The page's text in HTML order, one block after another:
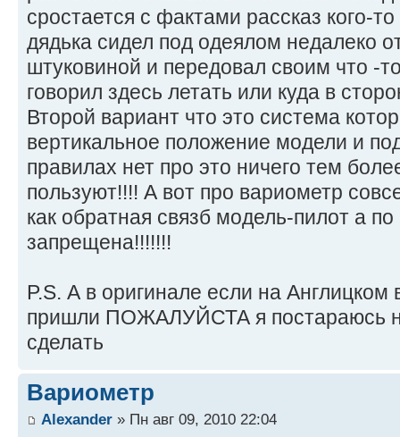
сростается с фактами рассказ кого-
дядька сидел под одеялом недалеко
штуковиной и передовал своим что -
говорил здесь летать или куда в
Второй вариант что это система
вертикальное положение модели и
правилах нет про это ничего тем
пользуют!!!! А вот про вариометр
как обратная связб модель-пилот а
запрещена!!!!!!!
P.S. А в оригинале если на
пришли ПОЖАЛУЙСТА я постараюсь
сделать
Вариометр
Alexander » Пн авг 09, 2010 22:04